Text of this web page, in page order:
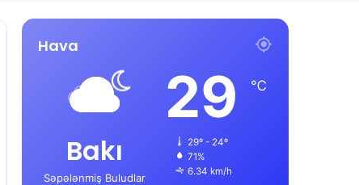
Hava
Bakı
Səpələnmiş Buludlar
29 ℃
29º - 24º
71%
6.34 km/h